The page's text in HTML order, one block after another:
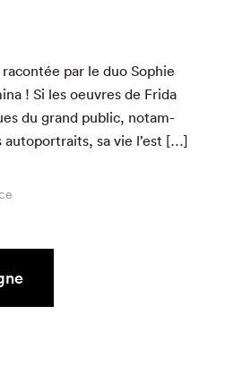
par le duo Sophie
! Si les oeu­vres de Fri­da
du grand pub­lic, notam­
auto­por­traits, sa vie l’est […]